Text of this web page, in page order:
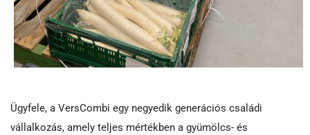
Ügyfele, a VersCombi egy negyedik generációs családi
vállalkozás, amely teljes mértékben a gyümölcs- és